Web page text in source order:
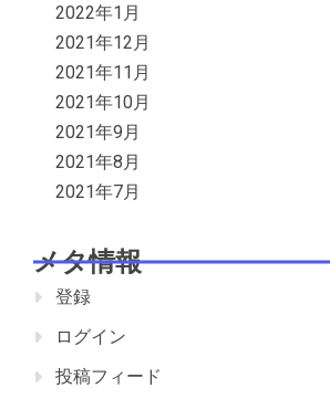
2022年1月
2021年12月
2021年11月
2021年10月
2021年9月
2021年8月
2021年7月
メタ情報
登録
ログイン
投稿フィード